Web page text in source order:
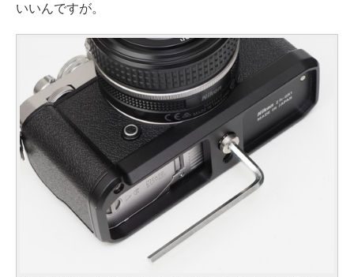
いいんですが。